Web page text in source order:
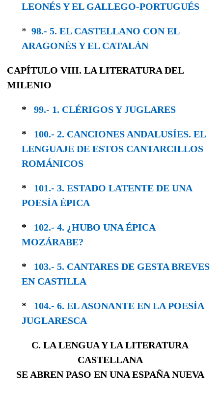
LEONÉS Y EL GALLEGO-PORTUGUÉS
* 98.- 5. EL CASTELLANO CON EL
ARAGONÉS Y EL CATALÁN
CAPÍTULO VIII. LA LITERATURA DEL
MILENIO
* 99.- 1. CLÉRIGOS Y JUGLARES
* 100.- 2. CANCIONES ANDALUSÍES. EL
LEN­GUAJE DE ESTOS CANTARCILLOS
ROMÁNICOS
* 101.- 3. ESTADO LATENTE DE UNA
POESÍA ÉPICA
* 102.- 4. ¿HUBO UNA ÉPICA
MOZÁRABE?
* 103.- 5. CANTARES DE GESTA BREVES
EN CASTILLA
* 104.- 6. EL ASONANTE EN LA POESÍA
JUGLA­RESCA
C. LA LENGUA Y LA LITERATURA
CASTELLANA
SE ABREN PASO EN UNA ESPAÑA NUEVA